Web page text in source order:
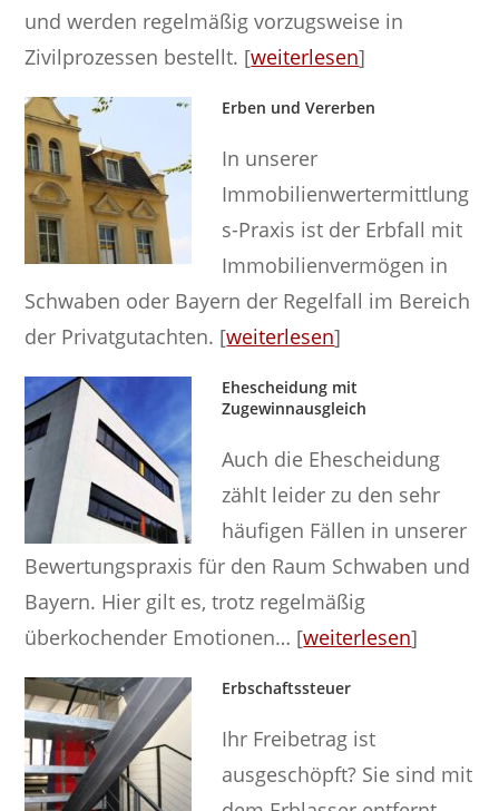
und werden regelmäßig vorzugsweise in
Zivilprozessen bestellt. [weiterlesen]
Erben und Vererben
In unserer
Immobilienwertermittlung
s-Praxis ist der Erbfall mit
Immobilienvermögen in
Schwaben oder Bayern der Regelfall im Bereich
der Privatgutachten. [weiterlesen]
Ehescheidung mit
Zugewinnausgleich
Auch die Ehescheidung
zählt leider zu den sehr
häufigen Fällen in unserer
Bewertungspraxis für den Raum Schwaben und
Bayern. Hier gilt es, trotz regelmäßig
überkochender Emotionen… [weiterlesen]
Erbschaftssteuer
Ihr Freibetrag ist
ausgeschöpft? Sie sind mit